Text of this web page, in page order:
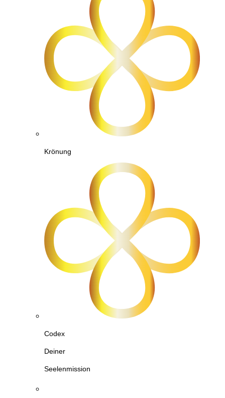
Krönung
Codex
Deiner
Seelenmission